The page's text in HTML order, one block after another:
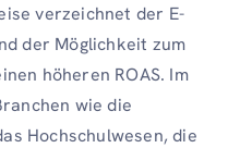
verzeichnet der E-
der Möglichkeit zum
höheren ROAS. Im
wie die
Hochschulwesen, die